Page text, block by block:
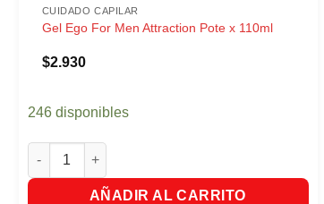
CUIDADO CAPILAR
Gel Ego For Men Attraction Pote x 110ml
$2.930
246 disponibles
Gel Ego For Men Attraction Pote x 110ml cantidad
AÑADIR AL CARRITO